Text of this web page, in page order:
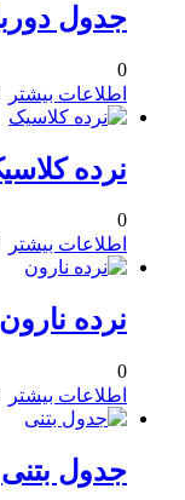
جدول
0
اطلاعات بیشتر
نرده
0
اطلاعات بیشتر
نرده نارون
0
اطلاعات بیشتر
جدول بتنی